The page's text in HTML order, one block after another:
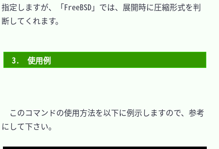
指定しますが、「FreeBSD」では、展開時に圧縮形式を判
断してくれます。
3.　使用例
このコマンドの使用方法を以下に例示しますので、参考
にして下さい。